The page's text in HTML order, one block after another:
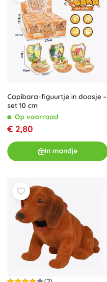
Capibara-figuurtje in doosje –
set 10 cm
Op voorraad
€ 2,80
In mandje